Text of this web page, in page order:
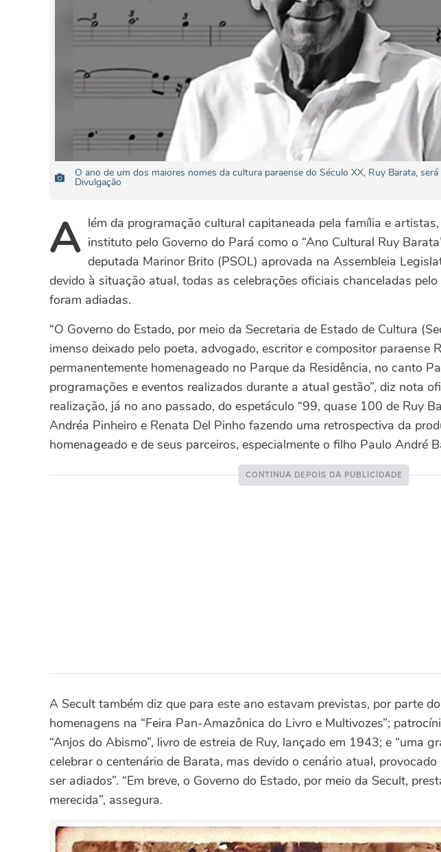
O ano de um dos maiores nomes da cultura paraense do Século XX, Ruy Barata,
Divulgação
A lém da programação cultural capitaneada pela família e
instituto pelo Governo do Pará como o “Ano Cultural Ruy
deputada Marinor Brito (PSOL) aprovada na Assembleia
devido à situação atual, todas as celebrações oficiais chanceladas pelo
foram adiadas.
“O Governo do Estado, por meio da Secretaria de Estado de Cultura
imenso deixado pelo poeta, advogado, escritor e compositor paraense
permanentemente homenageado no Parque da Residência, no canto
programações e eventos realizados durante a atual gestão”, diz nota
realização, já no ano passado, do espetáculo “99, quase 100 de Ruy
Andréa Pinheiro e Renata Del Pinho fazendo uma retrospectiva da
homenageado e de seus parceiros, especialmente o filho Paulo André
A Secult também diz que para este ano estavam previstas, por parte
homenagens na “Feira Pan-Amazônica do Livro e Multivozes”;
“Anjos do Abismo”, livro de estreia de Ruy, lançado em 1943; e “uma
celebrar o centenário de Barata, mas devido o cenário atual,
ser adiados”. “Em breve, o Governo do Estado, por meio da Secult,
merecida”, assegura.